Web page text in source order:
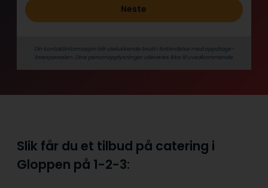
Neste
Din kontaktinformasjon blir utelukkende brukt i forbindelse med oppdrags­
forespørselen. Dine person­­opplysninger utleveres ikke til uvedkommende.
Slik får du et tilbud på catering i
Gloppen på 1-2-3: